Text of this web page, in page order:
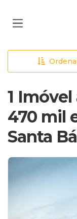
1 Imóvel
470 mil
Santa